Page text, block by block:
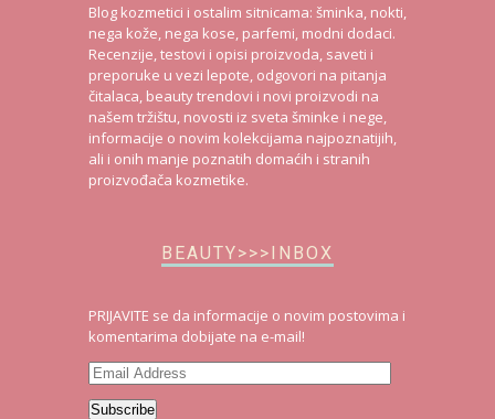
Blog kozmetici i ostalim sitnicama: šminka, nokti,
nega kože, nega kose, parfemi, modni dodaci.
Recenzije, testovi i opisi proizvoda, saveti i
preporuke u vezi lepote, odgovori na pitanja
čitalaca, beauty trendovi i novi proizvodi na
našem tržištu, novosti iz sveta šminke i nege,
informacije o novim kolekcijama najpoznatijih,
ali i onih manje poznatih domaćih i stranih
proizvođača kozmetike.
BEAUTY>>>INBOX
PRIJAVITE se da informacije o novim postovima i
komentarima dobijate na e-mail!
Email
Address
Subscribe